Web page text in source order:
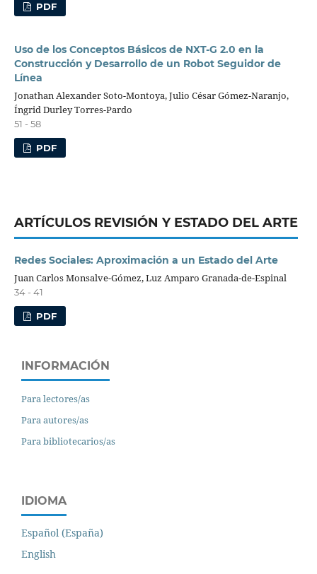
PDF
Uso de los Conceptos Básicos de NXT-G 2.0 en la
Construcción y Desarrollo de un Robot Seguidor de
Línea
Jonathan Alexander Soto-Montoya, Julio César Gómez-Naranjo,
Íngrid Durley Torres-Pardo
51 - 58
PDF
ARTÍCULOS REVISIÓN Y ESTADO DEL ARTE
Redes Sociales: Aproximación a un Estado del Arte
Juan Carlos Monsalve-Gómez, Luz Amparo Granada-de-Espinal
34 - 41
PDF
INFORMACIÓN
Para lectores/as
Para autores/as
Para bibliotecarios/as
IDIOMA
Español (España)
English